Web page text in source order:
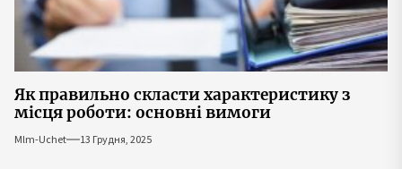
Як правильно скласти характеристику з
місця роботи: основні вимоги
Mlm-Uchet 13 Грудня, 2025